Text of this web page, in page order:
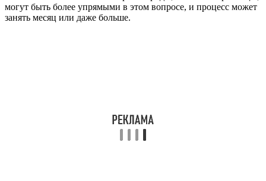
могут быть более упрямыми в этом вопросе, и процесс может
занять месяц или даже больше.